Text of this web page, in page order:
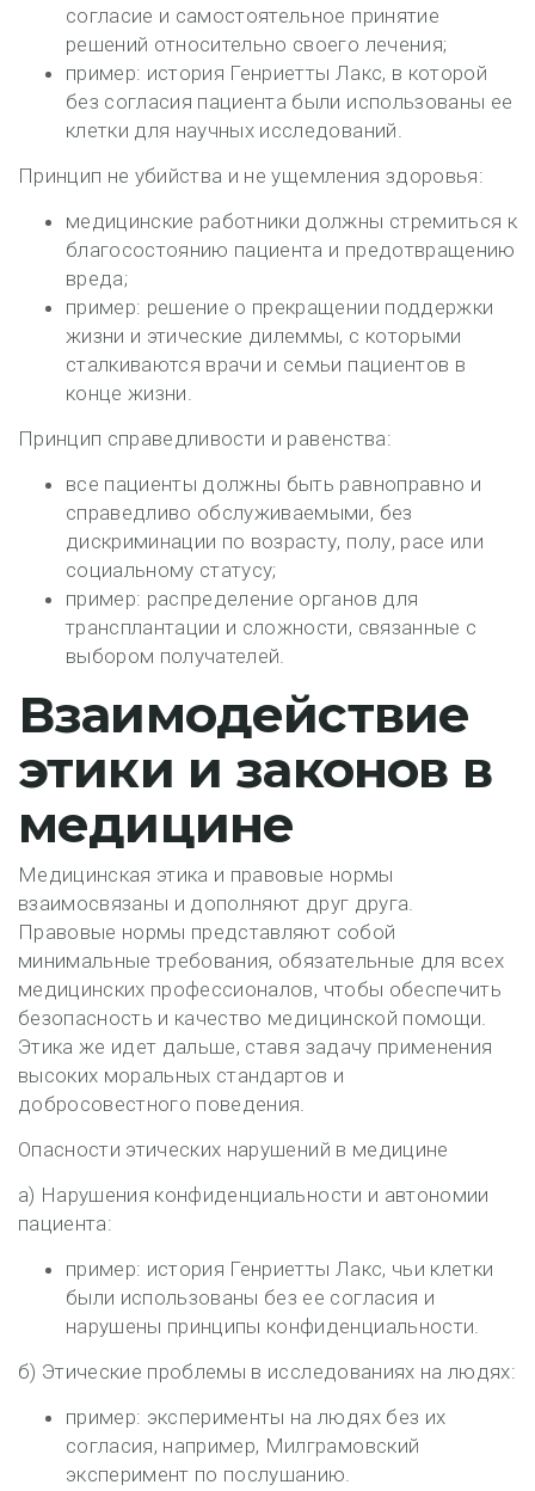
согласие и самостоятельное принятие
решений относительно своего лечения;
пример: история Генриетты Лакс, в которой
без согласия пациента были использованы ее
клетки для научных исследований.
Принцип не убийства и не ущемления здоровья:
медицинские работники должны стремиться к
благосостоянию пациента и предотвращению
вреда;
пример: решение о прекращении поддержки
жизни и этические дилеммы, с которыми
сталкиваются врачи и семьи пациентов в
конце жизни.
Принцип справедливости и равенства:
все пациенты должны быть равноправно и
справедливо обслуживаемыми, без
дискриминации по возрасту, полу, расе или
социальному статусу;
пример: распределение органов для
трансплантации и сложности, связанные с
выбором получателей.
Взаимодействие
этики и законов в
медицине
Медицинская этика и правовые нормы
взаимосвязаны и дополняют друг друга.
Правовые нормы представляют собой
минимальные требования, обязательные для всех
медицинских профессионалов, чтобы обеспечить
безопасность и качество медицинской помощи.
Этика же идет дальше, ставя задачу применения
высоких моральных стандартов и
добросовестного поведения.
Опасности этических нарушений в медицине
а) Нарушения конфиденциальности и автономии
пациента:
пример: история Генриетты Лакс, чьи клетки
были использованы без ее согласия и
нарушены принципы конфиденциальности.
б) Этические проблемы в исследованиях на людях:
пример: эксперименты на людях без их
согласия, например, Милграмовский
эксперимент по послушанию.